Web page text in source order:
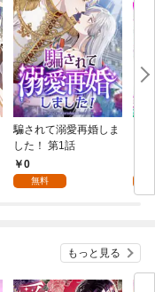
騙されて溺愛再婚しま
した！ 第1話
0
無料
もっと見る